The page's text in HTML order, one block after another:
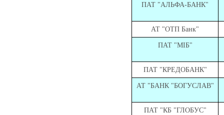
ПАТ "АЛЬФА-БАНК"
АТ "ОТП Банк"
ПАТ "МІБ"
ПАТ "КРЕДОБАНК"
АТ "БАНК "БОГУСЛАВ"
ПАТ "КБ "ГЛОБУС"